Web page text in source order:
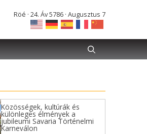
Röé · 24. Áv 5786 · Augusztus 7
Közösségek, kultúrák és
különleges élmények a
jubileumi Savaria Történelmi
Karneválon